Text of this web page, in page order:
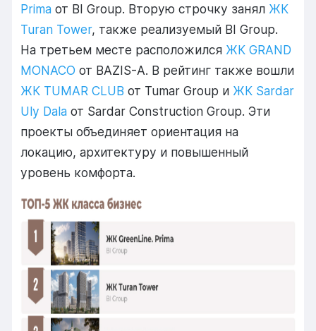
Prima от BI Group. Вторую строчку занял ЖК
Turan Tower, также реализуемый BI Group.
На третьем месте расположился ЖК GRAND
MONACO от BAZIS-A. В рейтинг также вошли
ЖК TUMAR CLUB от Tumar Group и ЖК Sardar
Uly Dala от Sardar Construction Group. Эти
проекты объединяет ориентация на
локацию, архитектуру и повышенный
уровень комфорта.